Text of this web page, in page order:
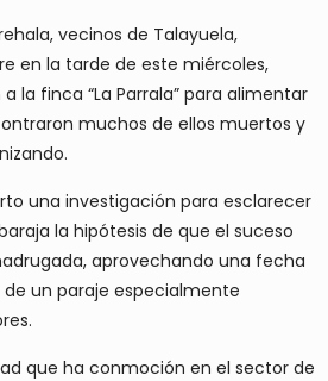
vecinos de Talayuela,
en la tarde de este miércoles,
la finca “La Parrala” para alimentar
muchos de ellos muertos y
una investigación para esclarecer
la hipótesis de que el suceso
aprovechando una fecha
un paraje especialmente
que ha conmoción en el sector de